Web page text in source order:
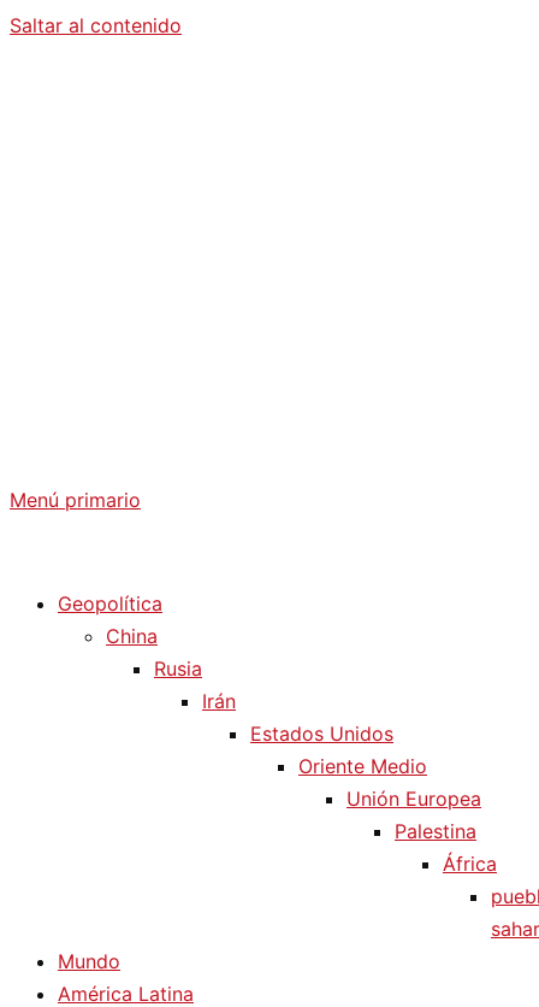
Saltar al contenido
Menú primario
Geopolítica
China
Rusia
Irán
Estados Unidos
Oriente Medio
Unión Europea
Palestina
África
Mundo
América Latina